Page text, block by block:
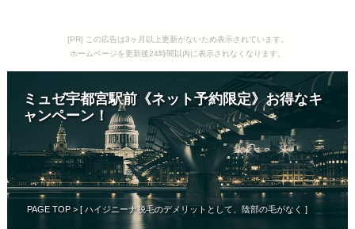
[PR] この広告は3ヶ月以上更新がないため表示されています。
ホームページを更新後24時間以内に表示されなくなります。
ミュゼ宇都宮駅前《ネット予約限定》お得なキ
ャンペーン！
PAGE TOP> [ ハイジニーナ脱毛のデメリットとして、陰部の毛がなく ]